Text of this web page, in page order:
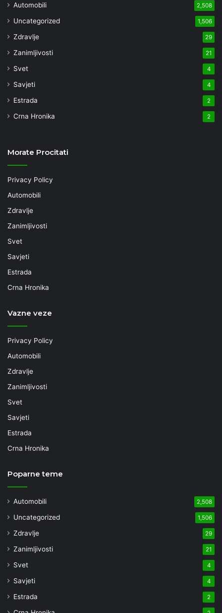
Automobili 2,508
Uncategorized 1,506
Zdravlje 29
Zanimljivosti 21
Svet 4
Savjeti 4
Estrada 2
Crna Hronika 2
Morate Procitati
Privacy Policy
Automobili
Zdravlje
Zanimljivosti
Svet
Savjeti
Estrada
Crna Hronika
Vazne veze
Privacy Policy
Automobili
Zdravlje
Zanimljivosti
Svet
Savjeti
Estrada
Crna Hronika
Poparne teme
Automobili 2,508
Uncategorized 1,506
Zdravlje 29
Zanimljivosti 21
Svet 4
Savjeti 4
Estrada 2